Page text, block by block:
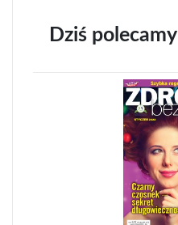
Dziś polecamy